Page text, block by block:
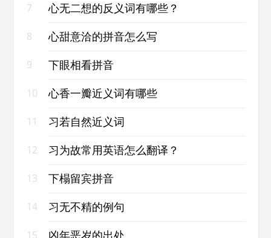
7 心无二想的反义词有哪些？
8 心甜意洽的拼音怎么写
9 下眼相看拼音
10 心香一瓣近义词有哪些
11 习若自然近义词
12 习为故常用英语怎么翻译？
13 下榻留宾拼音
14 习无不精的例句
15